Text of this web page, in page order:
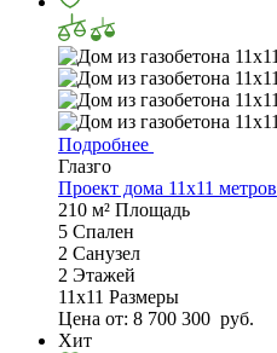
Подробнее
Глазго
Проект дома 11х11 метров
210 м² Площадь
5 Спален
2 Санузел
2 Этажей
11х11 Размеры
Цена от: 8 700 300 руб.
Хит